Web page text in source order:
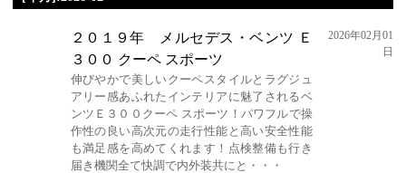
２０１９年 メルセデス・ベンツ Ｅ
３００ クーペ スポーツ
伸びやかで美しいクーペスタイルとラグジュ
アリー感あふれたインテリアに魅了されるベ
ンツＥ３００クーペ スポーツ！パワフルで操
作性の良い高次元の走行性能と高い安全性能
も満足感を高めてくれます！点検整備も行き
届き機関全て快調で内外装共にと・・・
2026年02月01
日